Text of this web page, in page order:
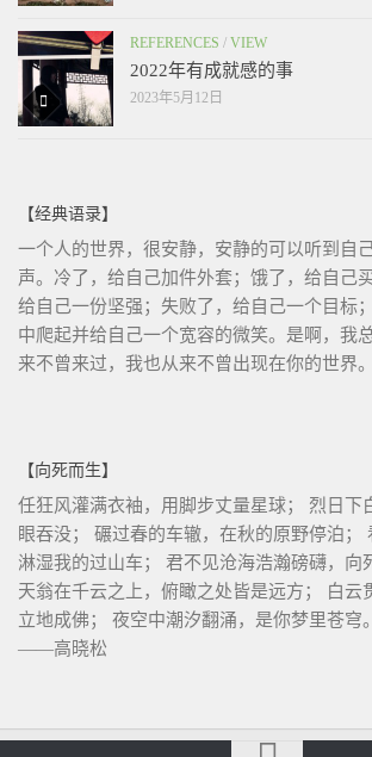
REFERENCES / VIEW
2022年有成就感的事
2023年5月12日
【经典语录】
一个人的世界，很安静，安静的可以听到自
声。冷了，给自己加件外套；饿了，给自己
给自己一份坚强；失败了，给自己一个目标
中爬起并给自己一个宽容的微笑。是啊，我
来不曾来过，我也从来不曾出现在你的世
【向死而生】
任狂风灌满衣袖，用脚步丈量星球； 烈日下
眼吞没； 碾过春的车辙，在秋的原野停泊；
淋湿我的过山车； 君不见沧海浩瀚磅礴，向
天翁在千云之上，俯瞰之处皆是远方； 白云
立地成佛； 夜空中潮汐翻涌，是你梦里苍穹。
——高晓松